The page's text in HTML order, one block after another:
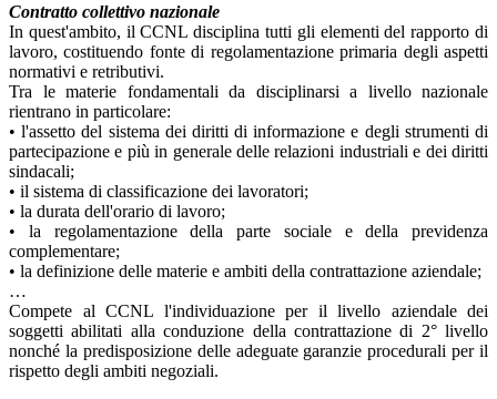
Contratto collettivo nazionale
In quest'ambito, il CCNL disciplina tutti gli elementi del rapporto di
lavoro, costituendo fonte di regolamentazione primaria degli aspetti
normativi e retributivi.
Tra le materie fondamentali da disciplinarsi a livello nazionale
rientrano in particolare:
• l'assetto del sistema dei diritti di informazione e degli strumenti di
partecipazione e più in generale delle relazioni industriali e dei diritti
sindacali;
• il sistema di classificazione dei lavoratori;
• la durata dell'orario di lavoro;
• la regolamentazione della parte sociale e della previdenza
complementare;
• la definizione delle materie e ambiti della contrattazione aziendale;
…
Compete al CCNL l'individuazione per il livello aziendale dei
soggetti abilitati alla conduzione della contrattazione di 2° livello
nonché la predisposizione delle adeguate garanzie procedurali per il
rispetto degli ambiti negoziali.